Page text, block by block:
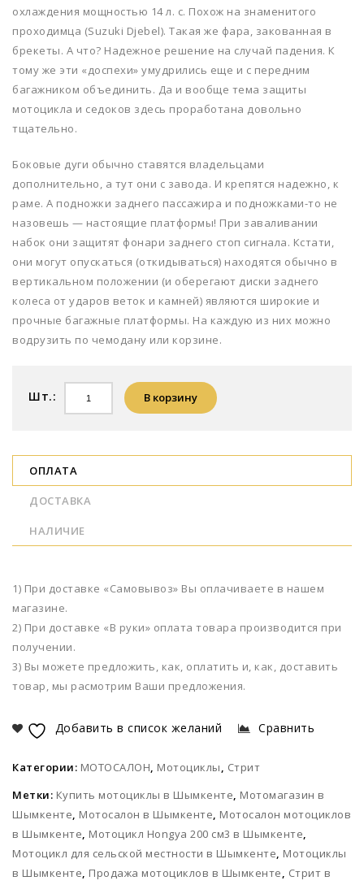
охлаждения мощностью 14 л. с. Похож на знаменитого
проходимца (Suzuki Djebel). Такая же фара, закованная в
брекеты. А что? Надежное решение на случай падения. К
тому же эти «доспехи» умудрились еще и с передним
багажником объединить. Да и вообще тема защиты
мотоцикла и седоков здесь проработана довольно
тщательно.
Боковые дуги обычно ставятся владельцами
дополнительно, а тут они с завода. И крепятся надежно, к
раме. А подножки заднего пассажира и подножками-то не
назовешь — настоящие платформы! При заваливании
набок они защитят фонари заднего стоп сигнала. Кстати,
они могут опускаться (откидываться) находятся обычно в
вертикальном положении (и оберегают диски заднего
колеса от ударов веток и камней) являются широкие и
прочные багажные платформы. На каждую из них можно
водрузить по чемодану или корзине.
Шт.: В корзину
ОПЛАТА
ДОСТАВКА
НАЛИЧИЕ
1) При доставке «Самовывоз» Вы оплачиваете в нашем
магазине.
2) При доставке «В руки» оплата товара производится при
получении.
3) Вы можете предложить, как, оплатить и, как, доставить
товар, мы расмотрим Ваши предложения.
Добавить в список желаний Сравнить
Категории: МОТОСАЛОН Мотоциклы
Стрит
Метки: Купить мотоциклы в Шымкенте Мотомагазин в
Шымкенте Мотосалон в Шымкенте Мотосалон мотоциклов
в Шымкенте Мотоцикл Hongya 200 см3 в Шымкенте
Мотоцикл для сельской местности в Шымкенте Мотоциклы
в Шымкенте Продажа мотоциклов в Шымкенте
Стрит в